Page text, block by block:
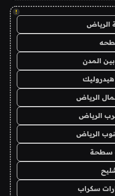
!
المدن
الرياض
الرياض
الرياض
سطحة
سكراب